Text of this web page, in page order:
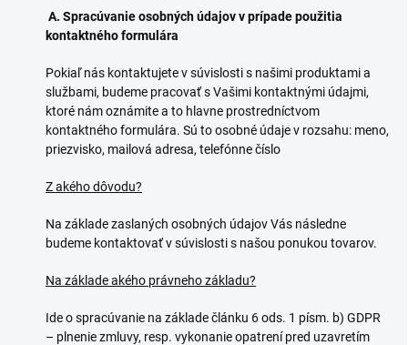
A. Spracúvanie osobných údajov v prípade použitia
kontaktného formulára
Pokiaľ nás kontaktujete v súvislosti s našimi produktami a
službami, budeme pracovať s Vašimi kontaktnými údajmi,
ktoré nám oznámite a to hlavne prostredníctvom
kontaktného formulára. Sú to osobné údaje v rozsahu: meno,
priezvisko, mailová adresa, telefónne číslo
Z akého dôvodu?
Na základe zaslaných osobných údajov Vás následne
budeme kontaktovať v súvislosti s našou ponukou tovarov.
Na základe akého právneho základu?
Ide o spracúvanie na základe článku 6 ods. 1 písm. b) GDPR
– plnenie zmluvy, resp. vykonanie opatrení pred uzavretím